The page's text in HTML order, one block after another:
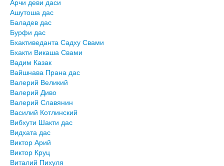
Ашутоша дас
Баладев дас
Бурфи дас
Бхактиведанта Садху Свами
Бхакти Викаша Свами
Вадим Казак
Вайшнава Прана дас
Валерий Великий
Валерий Диво
Валерий Славянин
Василий Котлинский
Вибхути Шакти дас
Видхата дас
Виктор Арий
Виктор Круц
Виталий Пихуля